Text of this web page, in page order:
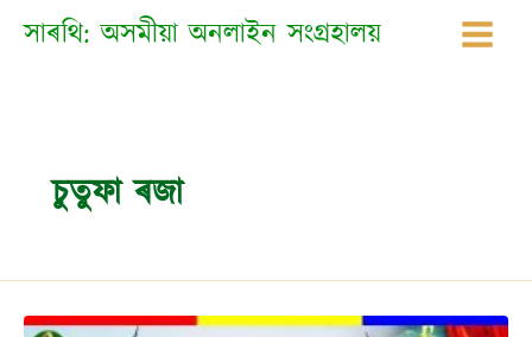
সাৰথি: অসমীয়া অনলাইন সংগ্ৰহালয়
চুতুফা ৰজা